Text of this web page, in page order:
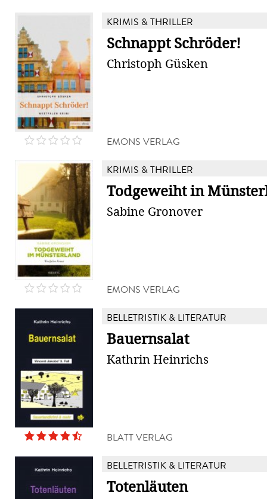
KRIMIS & THRILLER
Schnappt Schröder!
Christoph Güsken
EMONS VERLAG
KRIMIS & THRILLER
Todgeweiht in
Sabine Gronover
EMONS VERLAG
BELLETRISTIK & LITERATUR
Bauernsalat
Kathrin Heinrichs
BLATT VERLAG
BELLETRISTIK & LITERATUR
Totenläuten